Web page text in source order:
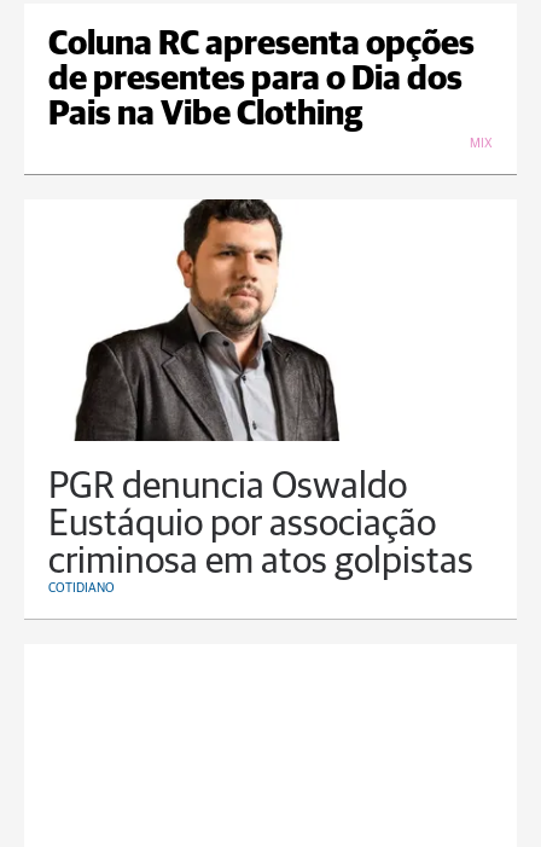
Coluna RC apresenta opções
de presentes para o Dia dos
Pais na Vibe Clothing
MIX
PGR denuncia Oswaldo
Eustáquio por associação
criminosa em atos golpistas
COTIDIANO